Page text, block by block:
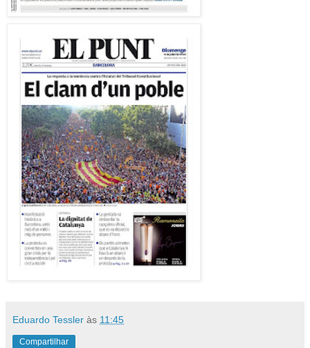
Eduardo Tessler às 11:45
Compartilhar